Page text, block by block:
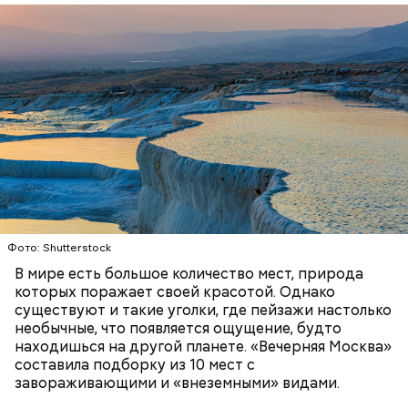
Фото: Shutterstock
В мире есть большое количество мест, природа
которых поражает своей красотой. Однако
существуют и такие уголки, где пейзажи настолько
необычные, что появляется ощущение, будто
находишься на другой планете. «Вечерняя Москва»
составила подборку из 10 мест с
завораживающими и «внеземными» видами.
Термальные источники Памуккале в Турции
выглядят так, будто они сделаны изо льда, но на
самом деле они состоят из отложений известняка.
Горячие источники, насыщенные кальцием,
тысячелетиями создавали эти ступенчатые
бассейны. Сейчас это одна из самых известных
достопримечательностей в Турции.
ПРИРОДА ПЛАНЕТА ЗЕМЛЯ ТУРИЗМ
Подход Ортеги окупил себя, и Zara со временем
стала популярна во всей Европе и США, а потом и
Стив Балмер